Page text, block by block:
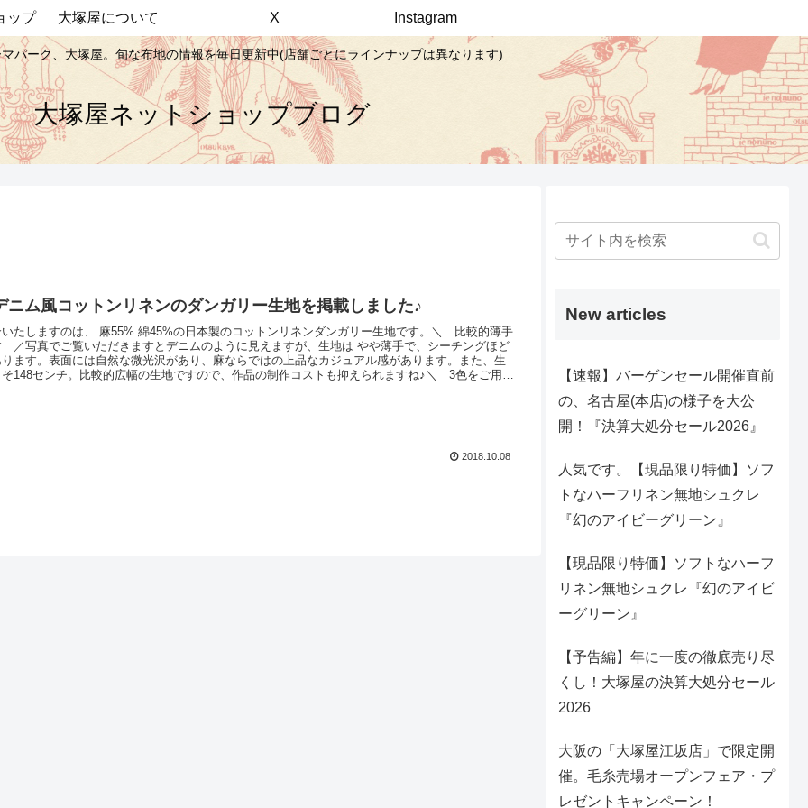
パーク、大塚屋。旬な布地の情報を毎日更新中(店舗ごとにラインナップは異なります)
大塚屋ネットショップブログ
ップ 大塚屋について X Instagram
ニム風コットンリネンのダンガリー生地を掲載しました♪
たしますのは、 麻55% 綿45%の日本製のコットンリネンダンガリー生地です。＼ 比較的薄手
／写真でご覧いただきますとデニムのように見えますが、生地は やや薄手で、シーチングほど
ます。表面には自然な微光沢があり、麻ならではの上品なカジュアル感があります。また、生
148センチ。比較的広幅の生地ですので、作品の制作コストも抑えられますね♪＼ 3色をご用意
2018.10.08
New articles
【速報】バーゲンセール開催直前
の、名古屋(本店)の様子を大公
開！『決算大処分セール2026』
人気です。【現品限り特価】ソフ
トなハーフリネン無地シュクレ
『幻のアイビーグリーン』
【現品限り特価】ソフトなハーフ
リネン無地シュクレ『幻のアイビ
ーグリーン』
【予告編】年に一度の徹底売り尽
くし！大塚屋の決算大処分セール
2026
大阪の「大塚屋江坂店」で限定開
催。毛糸売場オープンフェア・プ
レゼントキャンペーン！